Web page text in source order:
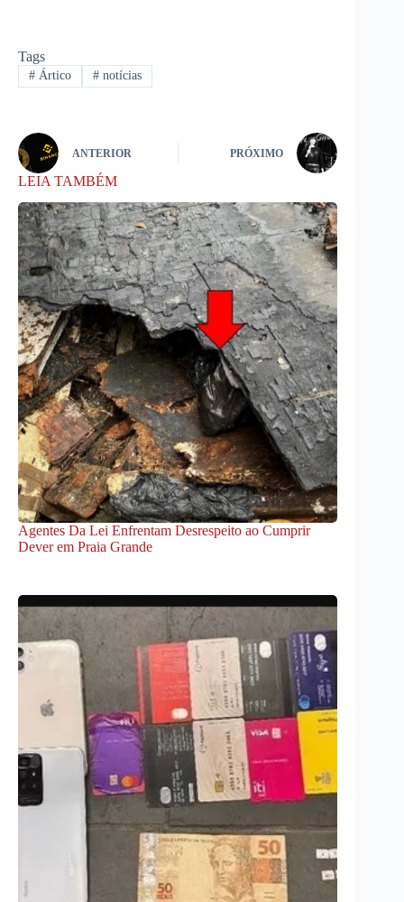
Tags
#Ártico #notícias
ANTERIOR PRÓXIMO
LEIA TAMBÉM
Agentes Da Lei Enfrentam Desrespeito ao Cumprir
Dever em Praia Grande